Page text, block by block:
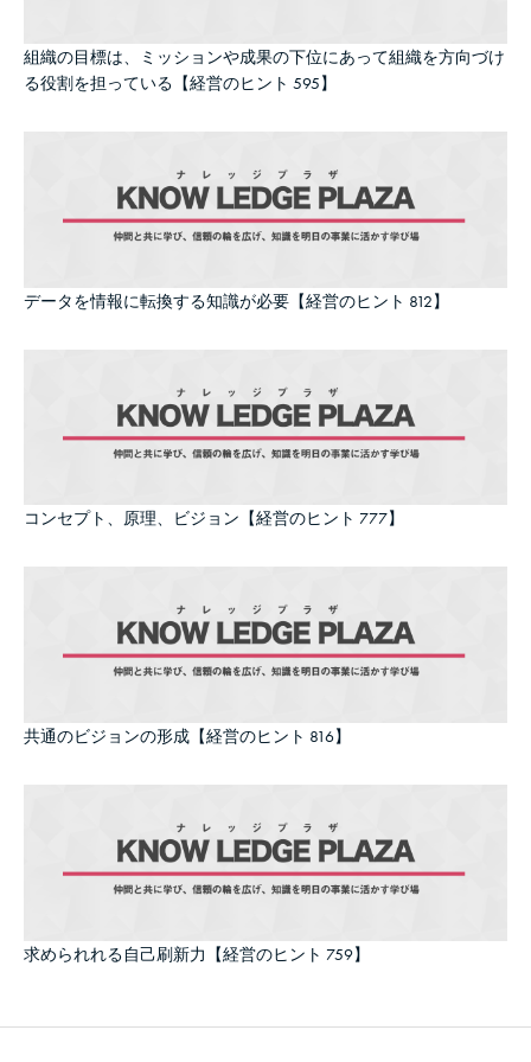
組織の目標は、ミッションや成果の下位にあって組織を方向づけ
る役割を担っている【経営のヒント 595】
データを情報に転換する知識が必要【経営のヒント 812】
コンセプト、原理、ビジョン【経営のヒント 777】
共通のビジョンの形成【経営のヒント 816】
求められれる自己刷新力【経営のヒント 759】